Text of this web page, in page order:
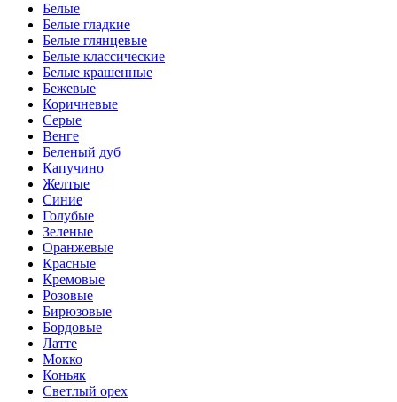
Белые
Белые гладкие
Белые глянцевые
Белые классические
Белые крашенные
Бежевые
Коричневые
Серые
Венге
Беленый дуб
Капучино
Желтые
Синие
Голубые
Зеленые
Оранжевые
Красные
Кремовые
Розовые
Бирюзовые
Бордовые
Латте
Мокко
Коньяк
Светлый орех